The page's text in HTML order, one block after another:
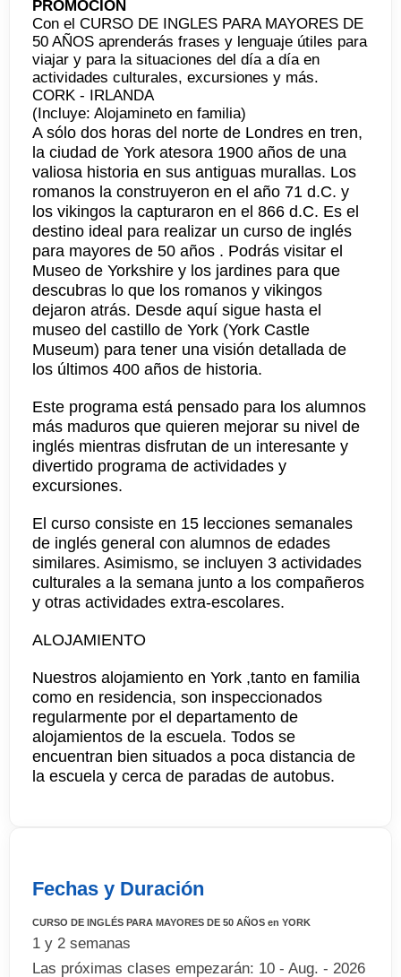
PROMOCION
Con el CURSO DE INGLES PARA MAYORES DE
50 AÑOS aprenderás frases y lenguaje útiles para
viajar y para la situaciones del día a día en
actividades culturales, excursiones y más.
CORK - IRLANDA
(Incluye: Alojamineto en familia)
A sólo dos horas del norte de Londres en tren,
la ciudad de York atesora 1900 años de una
valiosa historia en sus antiguas murallas. Los
romanos la construyeron en el año 71 d.C. y
los vikingos la capturaron en el 866 d.C. Es el
destino ideal para realizar un curso de inglés
para mayores de 50 años . Podrás visitar el
Museo de Yorkshire y los jardines para que
descubras lo que los romanos y vikingos
dejaron atrás. Desde aquí sigue hasta el
museo del castillo de York (York Castle
Museum) para tener una visión detallada de
los últimos 400 años de historia.
Este programa está pensado para los alumnos
más maduros que quieren mejorar su nivel de
inglés mientras disfrutan de un interesante y
divertido programa de actividades y
excursiones.
El curso consiste en 15 lecciones semanales
de inglés general con alumnos de edades
similares. Asimismo, se incluyen 3 actividades
culturales a la semana junto a los compañeros
y otras actividades extra-escolares.
ALOJAMIENTO
Nuestros alojamiento en York ,tanto en familia
como en residencia, son inspeccionados
regularmente por el departamento de
alojamientos de la escuela. Todos se
encuentran bien situados a poca distancia de
la escuela y cerca de paradas de autobus.
Fechas y Duración
CURSO DE INGLÉS PARA MAYORES DE 50 AÑOS en YORK
1 y 2 semanas
Las próximas clases empezarán: 10 - Aug. - 2026